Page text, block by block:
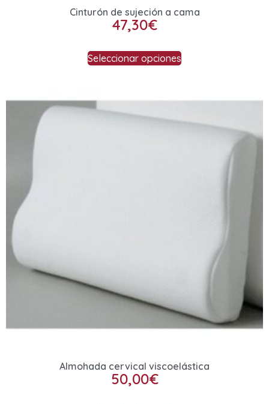
Cinturón de sujeción a cama
47,30€
Seleccionar opciones
Almohada cervical viscoelástica
50,00€